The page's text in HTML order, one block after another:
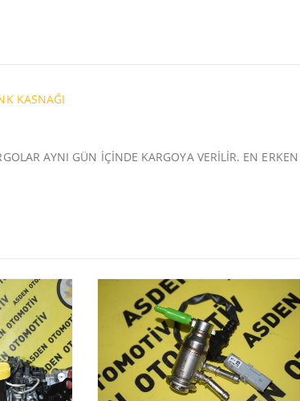
KASNAĞI
AYNI GÜN İÇİNDE KARGOYA VERİLİR. EN